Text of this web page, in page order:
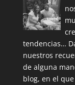
tendencias…
nuestros
de alguna
blog, en el